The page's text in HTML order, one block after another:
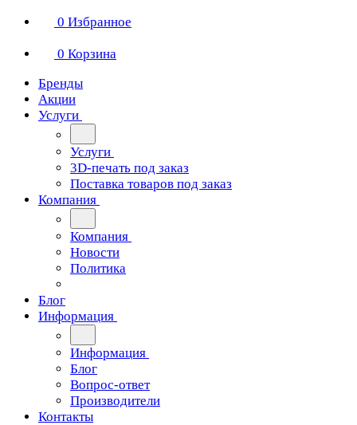
0 Избранное
0 Корзина
Бренды
Акции
Услуги
Услуги
3D-печать под заказ
Поставка товаров под заказ
Компания
Компания
Новости
Политика
Блог
Информация
Информация
Блог
Вопрос-ответ
Производители
Контакты